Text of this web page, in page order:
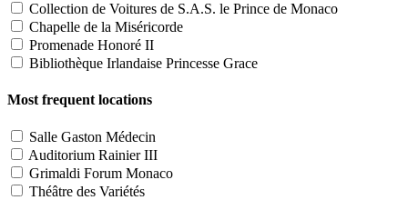
Collection de Voitures de S.A.S. le Prince de Monaco
Chapelle de la Miséricorde
Promenade Honoré II
Bibliothèque Irlandaise Princesse Grace
Most frequent locations
Salle Gaston Médecin
Auditorium Rainier III
Grimaldi Forum Monaco
Théâtre des Variétés